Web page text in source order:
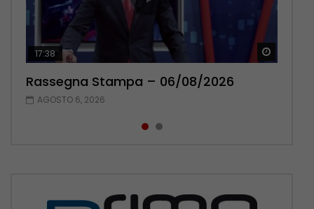
17:38
Rassegna Stampa – 06/08/2026
AGOSTO 6, 2026
22:42
Rassegna Stampa – 05/08/2026
AGOSTO 5, 2026